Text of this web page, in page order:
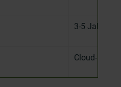
3-5 Jahre
Cloud-